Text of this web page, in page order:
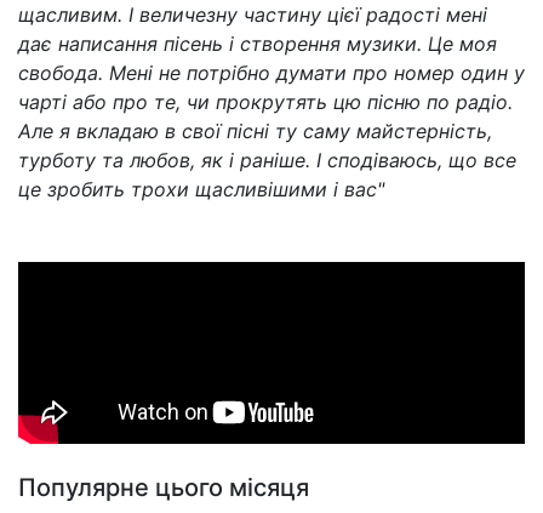
щасливим. І величезну частину цієї радості мені
дає написання пісень і створення музики. Це моя
свобода. Мені не потрібно думати про номер один у
чарті або про те, чи прокрутять цю пісню по радіо.
Але я вкладаю в свої пісні ту саму майстерність,
турботу та любов, як і раніше. І сподіваюсь, що все
це зробить трохи щасливішими і вас"
Популярне цього місяця